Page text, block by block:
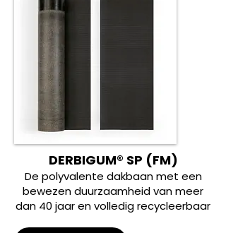
DERBIGUM® SP (FM)
De polyvalente dakbaan met een
bewezen duurzaamheid van meer
dan 40 jaar en volledig recycleerbaar